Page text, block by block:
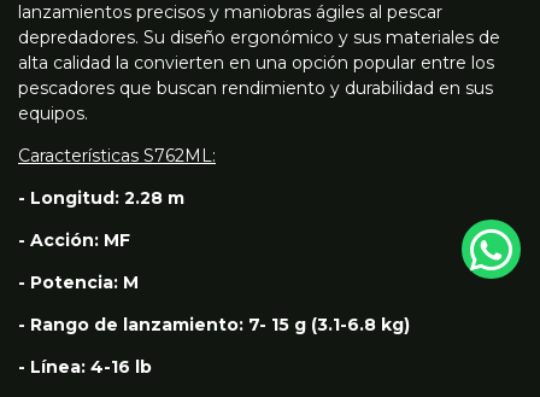
lanzamientos precisos y maniobras ágiles al pescar
depredadores. Su diseño ergonómico y sus materiales de
alta calidad la convierten en una opción popular entre los
pescadores que buscan rendimiento y durabilidad en sus
equipos.
Características S762ML:
- Longitud: 2.28 m
- Acción: MF
- Potencia: M
- Rango de lanzamiento: 7- 15 g (3.1-6.8 kg)
- Línea: 4-16 lb